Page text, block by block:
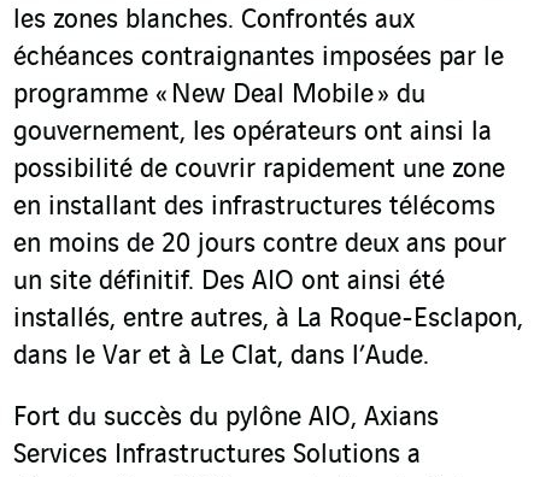
les zones blanches. Confrontés aux
échéances contraignantes imposées par le
programme « New Deal Mobile » du
gouvernement, les opérateurs ont ainsi la
possibilité de couvrir rapidement une zone
en installant des infrastructures télécoms
en moins de 20 jours contre deux ans pour
un site définitif. Des AIO ont ainsi été
installés, entre autres, à La Roque-Esclapon,
dans le Var et à Le Clat, dans l’Aude.
Fort du succès du pylône AIO, Axians
Services Infrastructures Solutions a